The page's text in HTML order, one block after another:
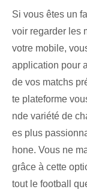
Si vous êtes un
voir regarder les
votre mobile,
application pour
de vos matchs
te plateforme
nde variété de
es plus
hone. Vous ne
grâce à cette
tout le football